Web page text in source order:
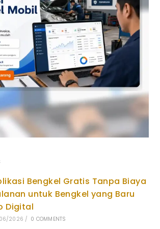
Bengkel Gratis Tanpa Biaya
untuk Bengkel yang Baru
Digital
2026 / 0 COMMENTS